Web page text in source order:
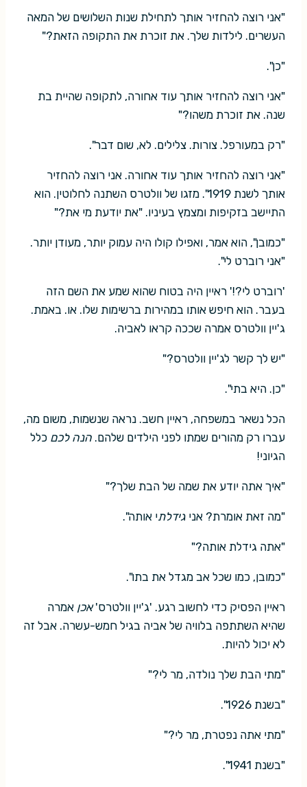
"אני רוצה להחזיר אותך לתחילת שנות השלושים של המאה
העשרים. לילדות שלך. את זוכרת את התקופה הזאת?"
"כן".
"אני רוצה להחזיר אותך עוד אחורה, לתקופה שהיית בת
שנה. את זוכרת משהו?"
"רק במעורפל. צורות. צלילים. לא, שום דבר".
"אני רוצה להחזיר אותך עוד אחורה. אני רוצה להחזיר
אותך לשנת 1919". מזגו של וולטרס השתנה לחלוטין. הוא
התיישב בזקיפות ומצמץ בעיניו. "את יודעת מי את?"
"כמובן", הוא אמר, ואפילו קולו היה עמוק יותר, מעודן יותר.
"אני רוברט לי".
'רוברט לי?!' ראיין היה בטוח שהוא שמע את השם הזה
בעבר. הוא חיפש אותו במהירות ברשימות שלו. או. באמת.
ג'יין וולטרס אמרה שככה קראו לאביה.
"יש לך קשר לג'יין וולטרס?"
"כן. היא בתי".
הכל נשאר במשפחה, ראיין חשב. נראה שנשמות, משום מה,
עברו רק מהורים שמתו לפני הילדים שלהם. הנה לכם כלל
הגיוני!
"איך אתה יודע את שמה של הבת שלך?"
"מה זאת אומרת? אני גידלתי אותה".
"אתה גידלת אותה?"
"כמובן, כמו שכל אב מגדל את בתו".
ראיין הפסיק כדי לחשוב רגע. 'ג'יין וולטרס'אכן אמרה
שהיא השתתפה בלוויה של אביה בגיל חמש-עשרה. אבל זה
לא יכול להיות.
"מתי הבת שלך נולדה, מר לי?"
"בשנת 1926".
"מתי אתה נפטרת, מר לי?"
"בשנת 1941".